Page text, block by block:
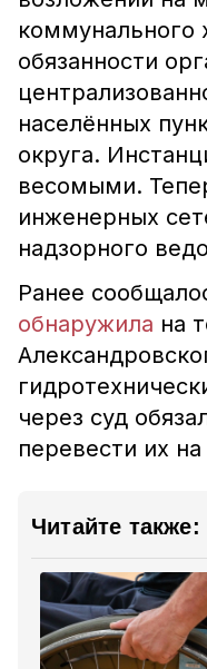
коммунального
обязанности
населённых
округа.
весомыми.
инженерных
надзорного
Ранее
обнаружила на
через суд
перевести их
Читайте также: